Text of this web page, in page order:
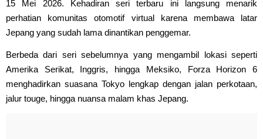
15 Mei 2026. Kehadiran seri terbaru ini langsung menarik
perhatian komunitas otomotif virtual karena membawa latar
Jepang yang sudah lama dinantikan penggemar.
Berbeda dari seri sebelumnya yang mengambil lokasi seperti
Amerika Serikat, Inggris, hingga Meksiko, Forza Horizon 6
menghadirkan suasana Tokyo lengkap dengan jalan perkotaan,
jalur touge, hingga nuansa malam khas Jepang.